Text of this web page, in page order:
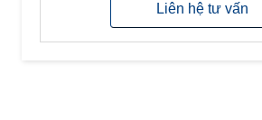
Liên hệ tư vấn